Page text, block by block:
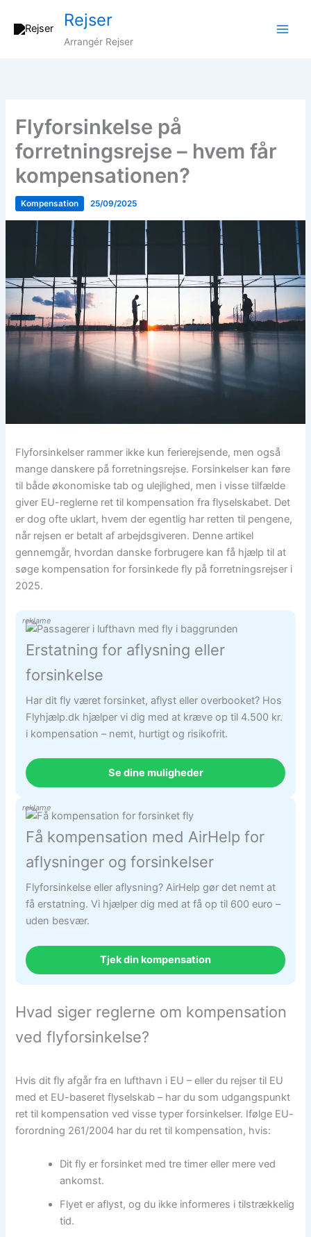
Rejser
Arrangér Rejser
Flyforsinkelse på
forretningsrejse – hvem får
kompensationen?
Kompensation 25/09/2025
Flyforsinkelser rammer ikke kun ferierejsende, men også
mange danskere på forretningsrejse. Forsinkelser kan føre
til både økonomiske tab og ulejlighed, men i visse tilfælde
giver EU-reglerne ret til kompensation fra flyselskabet. Det
er dog ofte uklart, hvem der egentlig har retten til pengene,
når rejsen er betalt af arbejdsgiveren. Denne artikel
gennemgår, hvordan danske forbrugere kan få hjælp til at
søge kompensation for forsinkede fly på forretningsrejser i
2025.
reklame
Erstatning for aflysning eller
forsinkelse
Har dit fly været forsinket, aflyst eller overbooket? Hos
Flyhjælp.dk hjælper vi dig med at kræve op til 4.500 kr.
i kompensation – nemt, hurtigt og risikofrit.
Se dine muligheder
reklame
Få kompensation med AirHelp for
aflysninger og forsinkelser
Flyforsinkelse eller aflysning? AirHelp gør det nemt at
få erstatning. Vi hjælper dig med at få op til 600 euro –
uden besvær.
Tjek din kompensation
Hvad siger reglerne om kompensation
ved flyforsinkelse?
Hvis dit fly afgår fra en lufthavn i EU – eller du rejser til EU
med et EU-baseret flyselskab – har du som udgangspunkt
ret til kompensation ved visse typer forsinkelser. Ifølge EU-
forordning 261/2004 har du ret til kompensation, hvis:
Dit fly er forsinket med tre timer eller mere ved
ankomst.
Flyet er aflyst, og du ikke informeres i tilstrækkelig
tid.